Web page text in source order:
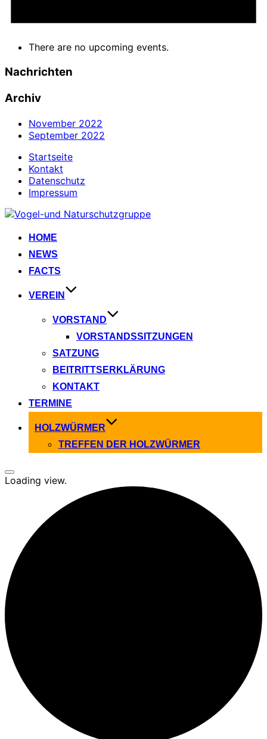
There are no upcoming events.
Nachrichten
Archiv
November 2022
September 2022
Startseite
Kontakt
Datenschutz
Impressum
Zum
springenHOME
NEWS
FACTS
VEREIN
VORSTAND
VORSTANDSSITZUNGEN
SATZUNG
BEITRITTSERKLÄRUNG
KONTAKT
TERMINE
HOLZWÜRMER
TREFFEN DER HOLZWÜRMER
Seitenleiste
&
Loading view.